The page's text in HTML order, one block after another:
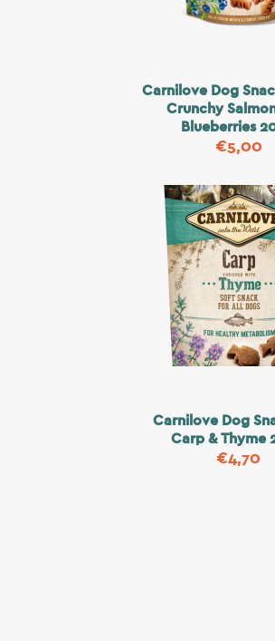
Carnilove Dog
Crunchy
Blueberries
€5,00
Carnilove Dog
Carp & Thyme
€4,70